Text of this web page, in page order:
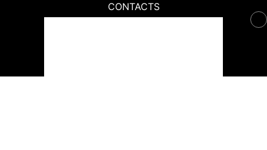
CONTACTS
Contacter Generations